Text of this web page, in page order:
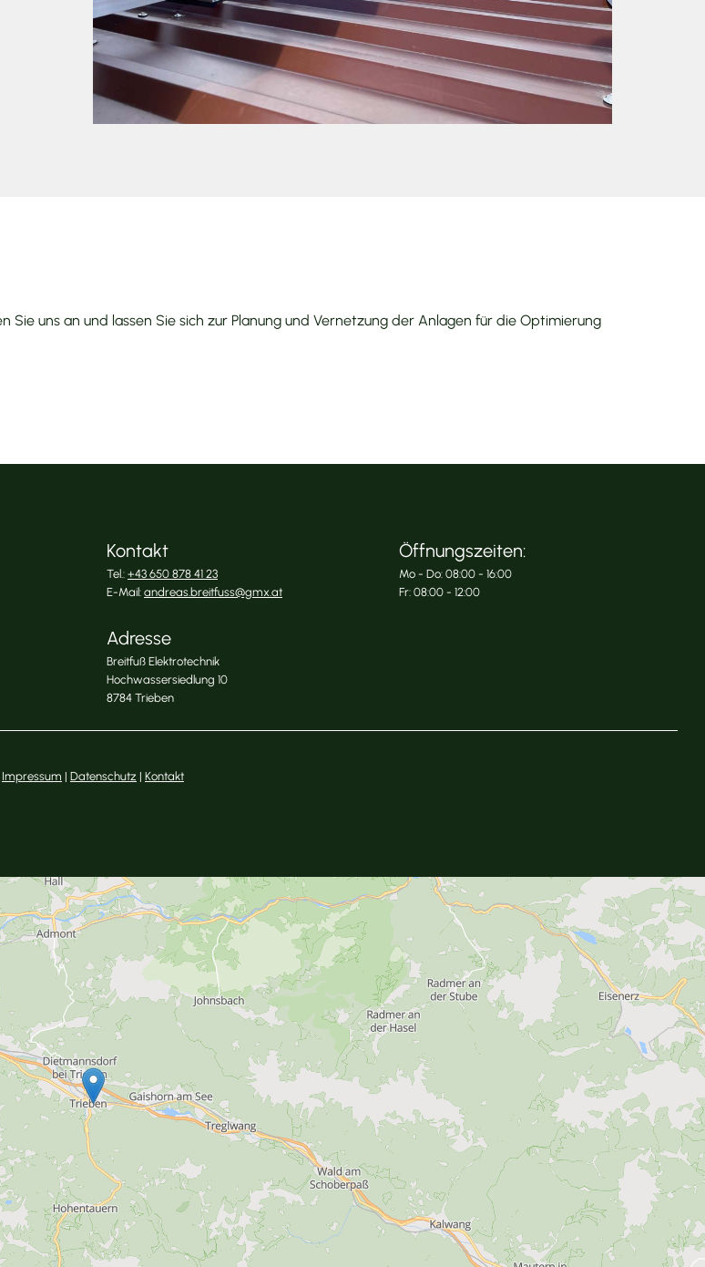
uns an und lassen Sie sich zur Planung und Vernetzung der Anlagen für die Optimierung
Kontakt
Tel.: +43 650 878 41 23
E-Mail: andreas.breitfuss@gmx.at
Adresse
Breitfuß Elektrotechnik
Hochwassersiedlung 10
8784 Trieben
Öffnungszeiten:
Mo - Do: 08:00 - 16:00
Fr: 08:00 - 12:00
Impressum | Datenschutz | Kontakt